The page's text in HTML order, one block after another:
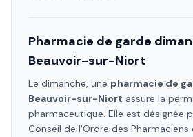
Pharmacie de garde
Beauvoir-sur-Niort
Le dimanche, une pharmacie de
Beauvoir-sur-Niort assure la
pharmaceutique. Elle est désignée
Conseil de l'Ordre des Pharmaciens